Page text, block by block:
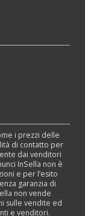
i prezzi delle
di contatto per
dai venditori
InSella non è
e per l’esito
garanzia di
non vende
sulle vendite ed
e venditori.